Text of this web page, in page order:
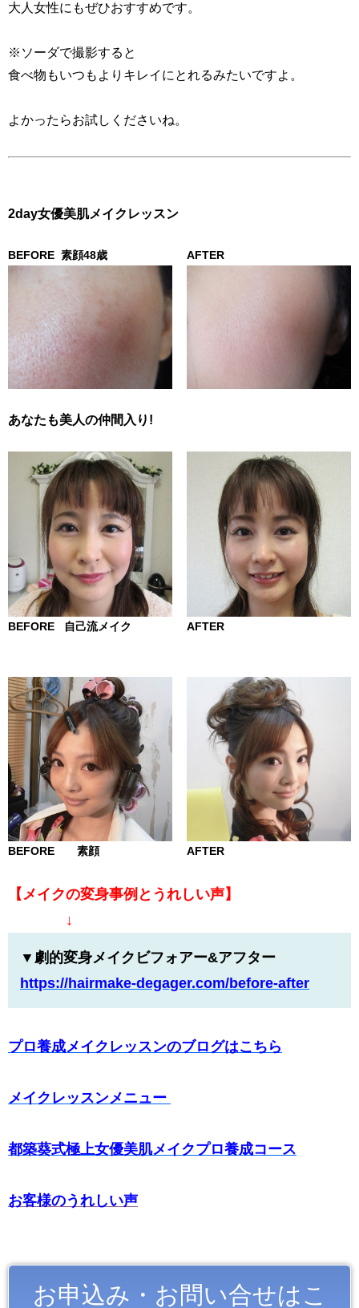
大人女性にもぜひおすすめです。
※ソーダで撮影すると
食べ物もいつもよりキレイにとれるみたいですよ。
よかったらお試しくださいね。
2day女優美肌メイクレッスン
BEFORE 素顔48歳 AFTER
あなたも美人の仲間入り!
BEFORE 自己流メイク AFTER
BEFORE 素顔 AFTER
【メイクの変身事例とうれしい声】
↓
▼劇的変身メイクビフォアー&アフター
https://hairmake-degager.com/before-after
プロ養成メイクレッスンのブログはこちら
メイクレッスンメニュー
都築葵式極上女優美肌メイクプロ養成コース
お客様のうれしい声
お申込み・お問い合せはこ